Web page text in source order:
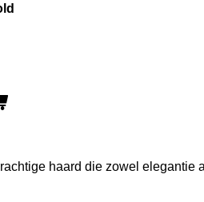
haard die zowel elegantie